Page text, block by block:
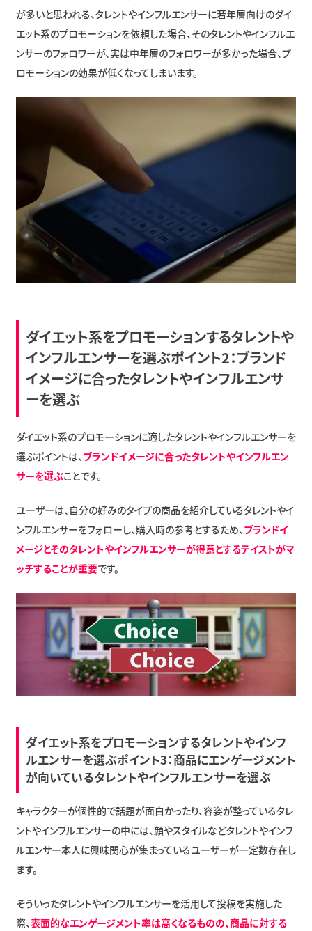
が多いと思われる、タレントやインフルエンサーに若年層向けのダイ
エット系のプロモーションを依頼した場合、そのタレントやインフルエ
ンサーのフォロワーが、実は中年層のフォロワーが多かった場合、プ
ロモーションの効果が低くなってしまいます。
ダイエット系をプロモーションするタレントや
インフルエンサーを選ぶポイント2：ブランド
イメージに合ったタレントやインフルエンサ
ーを選ぶ
ダイエット系のプロモーションに適したタレントやインフルエンサーを
選ぶポイントは、 ブランドイメージに合ったタレントやインフルエン
サーを選ぶことです。
ユーザーは、自分の好みのタイプの商品を紹介しているタレントやイ
ンフルエンサーをフォローし、購入時の参考とするため、 ブランドイ
メージとそのタレントやインフルエンサーが得意とするテイストがマ
ッチすることが重要です。
ダイエット系をプロモーションするタレントやインフ
ルエンサーを選ぶポイント3：商品にエンゲージメント
が向いているタレントやインフルエンサーを選ぶ
キャラクターが個性的で話題が面白かったり、容姿が整っているタレ
ントやインフルエンサーの中には、顔やスタイルなどタレントやインフ
ルエンサー本人に興味関心が集まっているユーザーが一定数存在し
ます。
そういったタレントやインフルエンサーを活用して投稿を実施した
際、表面的なエンゲージメント率は高くなるものの、商品に対する